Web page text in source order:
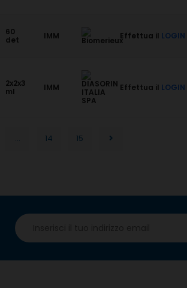
60
det
IMM Effettua il LOGIN
2x2x3
ml
IMM Effettua il LOGIN
... 14 15